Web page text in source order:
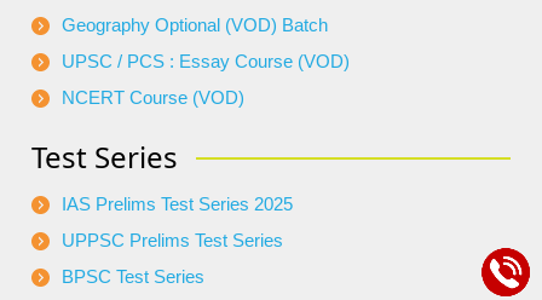
Geography Optional (VOD) Batch
UPSC / PCS : Essay Course (VOD)
NCERT Course (VOD)
Test Series
IAS Prelims Test Series 2025
UPPSC Prelims Test Series
BPSC Test Series